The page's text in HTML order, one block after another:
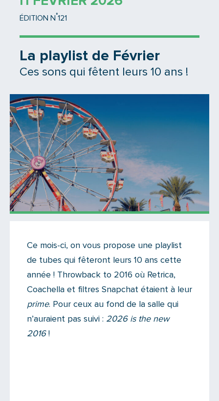
ÉDITION N °121
La playlist de Février
Ces sons qui fêtent leurs 10 ans !
Il n'y a aucun commentaire...
Ajoutez le vôtre
Ce mois-ci, on vous propose une playlist
de tubes qui fêteront leurs 10 ans cette
année ! Throwback to 2016 où Retrica,
Coachella et filtres Snapchat étaient à leur
prime. Pour ceux au fond de la salle qui
n’auraient pas suivi : 2026 is the new
2016!